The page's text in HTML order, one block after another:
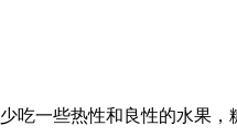
少吃一些热性和良性的水果